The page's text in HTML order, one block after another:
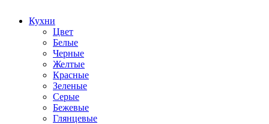
Кухни
Цвет
Белые
Черные
Желтые
Красные
Зеленые
Серые
Бежевые
Глянцевые